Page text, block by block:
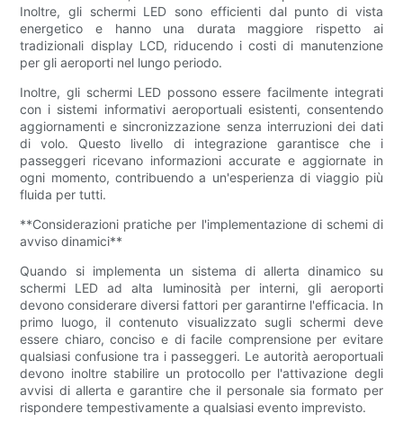
Inoltre, gli schermi LED sono efficienti dal punto di vista
energetico e hanno una durata maggiore rispetto ai
tradizionali display LCD, riducendo i costi di manutenzione
per gli aeroporti nel lungo periodo.
Inoltre, gli schermi LED possono essere facilmente integrati
con i sistemi informativi aeroportuali esistenti, consentendo
aggiornamenti e sincronizzazione senza interruzioni dei dati
di volo. Questo livello di integrazione garantisce che i
passeggeri ricevano informazioni accurate e aggiornate in
ogni momento, contribuendo a un'esperienza di viaggio più
fluida per tutti.
**Considerazioni pratiche per l'implementazione di schemi di
avviso dinamici**
Quando si implementa un sistema di allerta dinamico su
schermi LED ad alta luminosità per interni, gli aeroporti
devono considerare diversi fattori per garantirne l'efficacia. In
primo luogo, il contenuto visualizzato sugli schermi deve
essere chiaro, conciso e di facile comprensione per evitare
qualsiasi confusione tra i passeggeri. Le autorità aeroportuali
devono inoltre stabilire un protocollo per l'attivazione degli
avvisi di allerta e garantire che il personale sia formato per
rispondere tempestivamente a qualsiasi evento imprevisto.